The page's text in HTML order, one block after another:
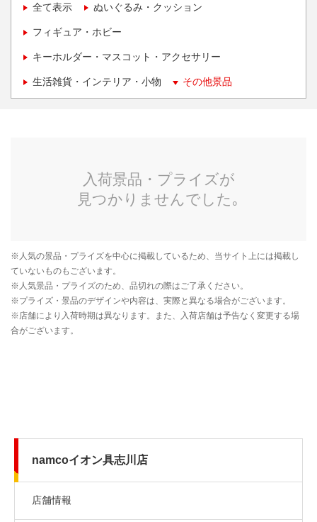
全て表示 ぬいぐるみ・クッション
フィギュア・ホビー
キーホルダー・マスコット・アクセサリー
生活雑貨・インテリア・小物 その他景品
namcoイオン具志川店
店舗情報